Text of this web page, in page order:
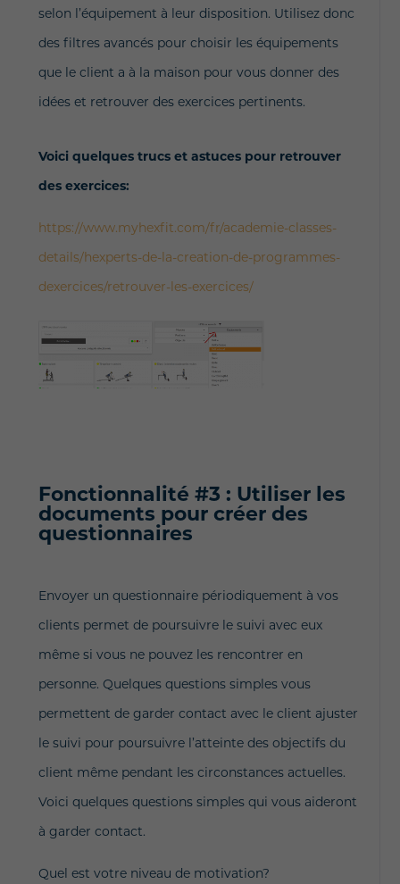
selon l’équipement à leur disposition. Utilisez donc
des filtres avancés pour choisir les équipements
que le client a à la maison pour vous donner des
idées et retrouver des exercices pertinents.
Voici quelques trucs et astuces pour retrouver
des exercices:
https://www.myhexfit.com/fr/academie-classes-
details/hexperts-de-la-creation-de-programmes-
dexercices/retrouver-les-exercices/
Fonctionnalité #3 : Utiliser les
documents pour créer des
questionnaires
Envoyer un questionnaire périodiquement à vos
clients permet de poursuivre le suivi avec eux
même si vous ne pouvez les rencontrer en
personne. Quelques questions simples vous
permettent de garder contact avec le client ajuster
le suivi pour poursuivre l’atteinte des objectifs du
client même pendant les circonstances actuelles.
Voici quelques questions simples qui vous aideront
à garder contact.
Quel est votre niveau de motivation?